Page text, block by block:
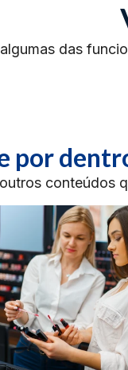
das
por
conteúdos